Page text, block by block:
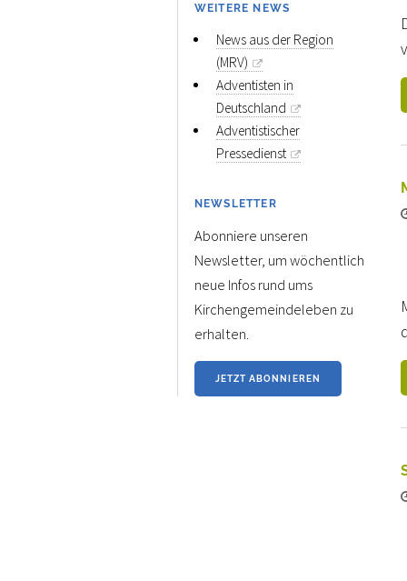
WEITERE NEWS
News aus der Region
(MRV)
Adventisten in
Deutschland
Adventistischer
Pressedienst
NEWSLETTER
Abonniere unseren
Newsletter, um wöchentlich
neue Infos rund ums
Kirchengemeindeleben zu
erhalten.
JETZT ABONNIEREN